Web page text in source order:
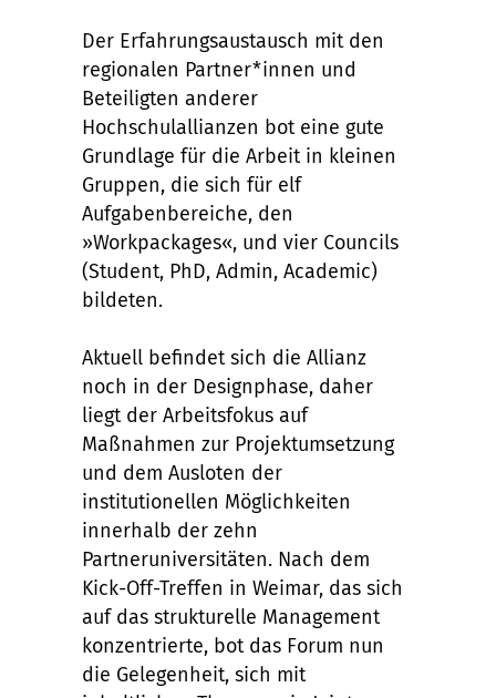
Der Erfahrungsaustausch mit den
regionalen Partner*innen und
Beteiligten anderer
Hochschulallianzen bot eine gute
Grundlage für die Arbeit in kleinen
Gruppen, die sich für elf
Aufgabenbereiche, den
»Workpackages«, und vier Councils
(Student, PhD, Admin, Academic)
bildeten.
Aktuell befindet sich die Allianz
noch in der Designphase, daher
liegt der Arbeitsfokus auf
Maßnahmen zur Projektumsetzung
und dem Ausloten der
institutionellen Möglichkeiten
innerhalb der zehn
Partneruniversitäten. Nach dem
Kick-Off-Treffen in Weimar, das sich
auf das strukturelle Management
konzentrierte, bot das Forum nun
die Gelegenheit, sich mit